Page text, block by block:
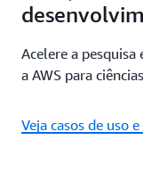
Acelere a
a AWS para
Veja casos de uso